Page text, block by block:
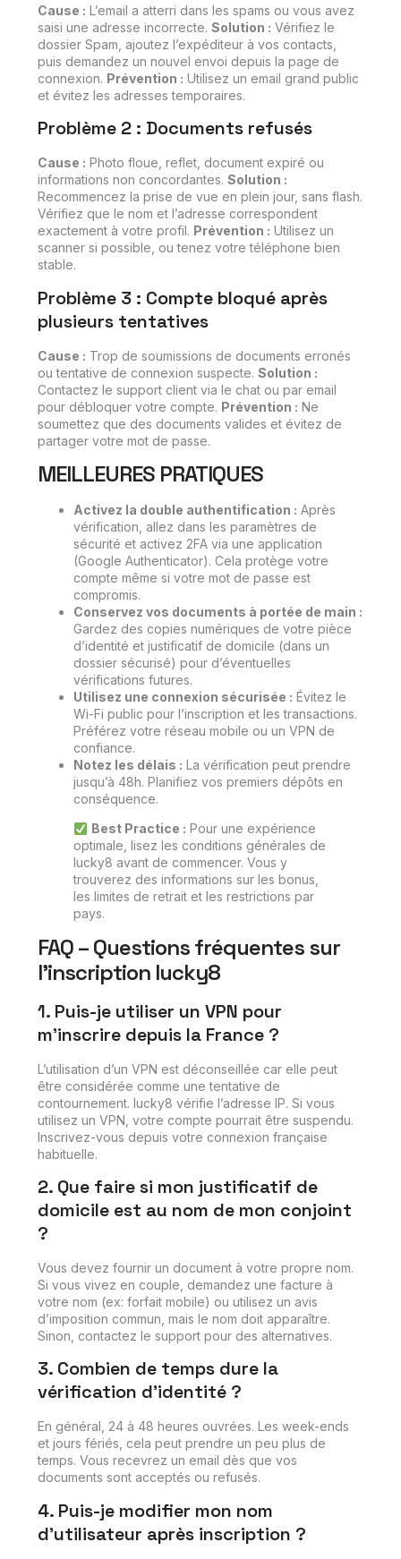
Cause : L’email a atterri dans les spams ou vous avez
saisi une adresse incorrecte. Solution : Vérifiez le
dossier Spam, ajoutez l’expéditeur à vos contacts,
puis demandez un nouvel envoi depuis la page de
connexion. Prévention : Utilisez un email grand public
et évitez les adresses temporaires.
Problème 2 : Documents refusés
Cause : Photo floue, reflet, document expiré ou
informations non concordantes. Solution :
Recommencez la prise de vue en plein jour, sans flash.
Vérifiez que le nom et l’adresse correspondent
exactement à votre profil. Prévention : Utilisez un
scanner si possible, ou tenez votre téléphone bien
stable.
Problème 3 : Compte bloqué après
plusieurs tentatives
Cause : Trop de soumissions de documents erronés
ou tentative de connexion suspecte. Solution :
Contactez le support client via le chat ou par email
pour débloquer votre compte. Prévention : Ne
soumettez que des documents valides et évitez de
partager votre mot de passe.
MEILLEURES PRATIQUES
Activez la double authentification : Après
vérification, allez dans les paramètres de
sécurité et activez 2FA via une application
(Google Authenticator). Cela protège votre
compte même si votre mot de passe est
compromis.
Conservez vos documents à portée de main :
Gardez des copies numériques de votre pièce
d’identité et justificatif de domicile (dans un
dossier sécurisé) pour d’éventuelles
vérifications futures.
Utilisez une connexion sécurisée : Évitez le
Wi-Fi public pour l’inscription et les transactions.
Préférez votre réseau mobile ou un VPN de
confiance.
Notez les délais : La vérification peut prendre
jusqu’à 48h. Planifiez vos premiers dépôts en
conséquence.
Best Practice : Pour une expérience
optimale, lisez les conditions générales de
lucky8 avant de commencer. Vous y
trouverez des informations sur les bonus,
les limites de retrait et les restrictions par
pays.
FAQ – Questions fréquentes sur
l’inscription lucky8
1. Puis-je utiliser un VPN pour
m’inscrire depuis la France ?
L’utilisation d’un VPN est déconseillée car elle peut
être considérée comme une tentative de
contournement. lucky8 vérifie l’adresse IP. Si vous
utilisez un VPN, votre compte pourrait être suspendu.
Inscrivez-vous depuis votre connexion française
habituelle.
2. Que faire si mon justificatif de
domicile est au nom de mon conjoint
?
Vous devez fournir un document à votre propre nom.
Si vous vivez en couple, demandez une facture à
votre nom (ex: forfait mobile) ou utilisez un avis
d’imposition commun, mais le nom doit apparaître.
Sinon, contactez le support pour des alternatives.
3. Combien de temps dure la
vérification d’identité ?
En général, 24 à 48 heures ouvrées. Les week-ends
et jours fériés, cela peut prendre un peu plus de
temps. Vous recevrez un email dès que vos
documents sont acceptés ou refusés.
4. Puis-je modifier mon nom
d’utilisateur après inscription ?